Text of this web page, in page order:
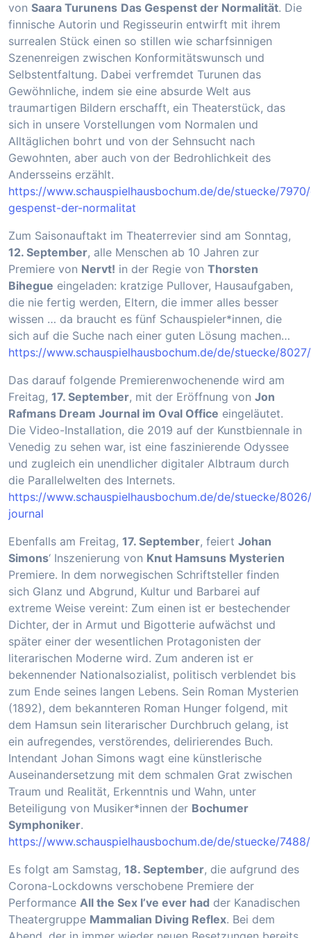
von Saara Turunens Das Gespenst der Normalität. Die
finnische Autorin und Regisseurin entwirft mit ihrem
surrealen Stück einen so stillen wie scharfsinnigen
Szenenreigen zwischen Konformitätswunsch und
Selbstentfaltung. Dabei verfremdet Turunen das
Gewöhnliche, indem sie eine absurde Welt aus
traumartigen Bildern erschafft, ein Theaterstück, das
sich in unsere Vorstellungen vom Normalen und
Alltäglichen bohrt und von der Sehnsucht nach
Gewohnten, aber auch von der Bedrohlichkeit des
Andersseins erzählt.
https://www.schauspielhausbochum.de/de/stuecke/
gespenst-der-normalitat
Zum Saisonauftakt im Theaterrevier sind am Sonntag,
12. September, alle Menschen ab 10 Jahren zur
Premiere von Nervt! in der Regie von Thorsten
Bihegue eingeladen: kratzige Pullover, Hausaufgaben,
die nie fertig werden, Eltern, die immer alles besser
wissen … da braucht es fünf Schauspieler*innen, die
sich auf die Suche nach einer guten Lösung machen…
https://www.schauspielhausbochum.de/de/stuecke/
Das darauf folgende Premierenwochenende wird am
Freitag, 17. September, mit der Eröffnung von Jon
Rafmans Dream Journal im Oval Office eingeläutet.
Die Video-Installation, die 2019 auf der Kunstbiennale in
Venedig zu sehen war, ist eine faszinierende Odyssee
und zugleich ein unendlicher digitaler Albtraum durch
die Parallelwelten des Internets.
https://www.schauspielhausbochum.de/de/stuecke/
journal
Ebenfalls am Freitag, 17. September, feiert Johan
Simons‘ Inszenierung von Knut Hamsuns Mysterien
Premiere. In dem norwegischen Schriftsteller finden
sich Glanz und Abgrund, Kultur und Barbarei auf
extreme Weise vereint: Zum einen ist er bestechender
Dichter, der in Armut und Bigotterie aufwächst und
später einer der wesentlichen Protagonisten der
literarischen Moderne wird. Zum anderen ist er
bekennender Nationalsozialist, politisch verblendet bis
zum Ende seines langen Lebens. Sein Roman Mysterien
(1892), dem bekannteren Roman Hunger folgend, mit
dem Hamsun sein literarischer Durchbruch gelang, ist
ein aufregendes, verstörendes, delirierendes Buch.
Intendant Johan Simons wagt eine künstlerische
Auseinandersetzung mit dem schmalen Grat zwischen
Traum und Realität, Erkenntnis und Wahn, unter
Beteiligung von Musiker*innen der Bochumer
Symphoniker.
https://www.schauspielhausbochum.de/de/stuecke/
Es folgt am Samstag, 18. September, die aufgrund des
Corona-Lockdowns verschobene Premiere der
Performance All the Sex I’ve ever had der Kanadischen
Theatergruppe Mammalian Diving Reflex. Bei dem